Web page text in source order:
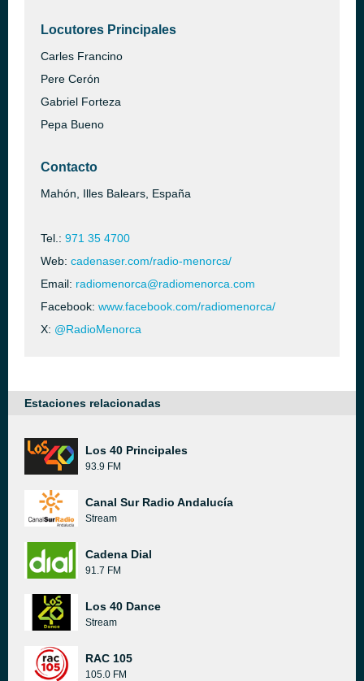
Locutores Principales
Carles Francino
Pere Cerón
Gabriel Forteza
Pepa Bueno
Contacto
Mahón, Illes Balears, España
Tel.: 971 35 4700
Web: cadenaser.com/radio-menorca/
Email: radiomenorca@radiomenorca.com
Facebook: www.facebook.com/radiomenorca/
X: @RadioMenorca
Estaciones relacionadas
Los 40 Principales
93.9 FM
Canal Sur Radio Andalucía
Stream
Cadena Dial
91.7 FM
Los 40 Dance
Stream
RAC 105
105.0 FM